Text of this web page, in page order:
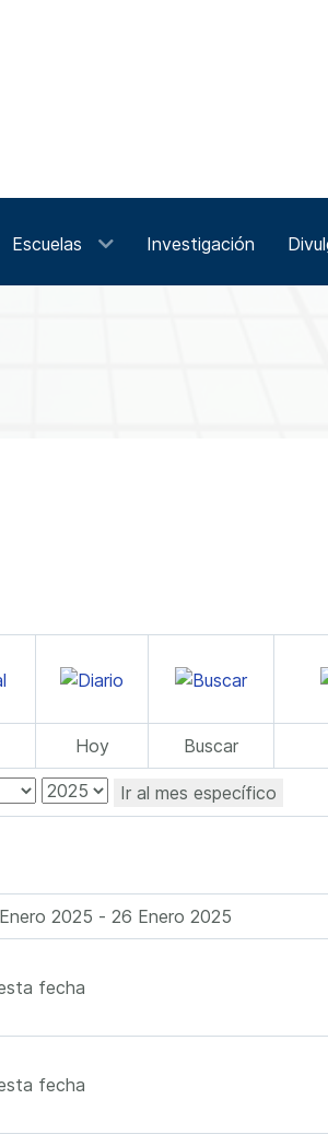
Escuelas Investigación
Hoy Buscar
Ir al mes específico
2025 - 26 Enero 2025
fecha
fecha